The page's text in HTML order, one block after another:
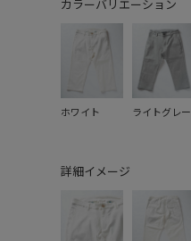
カラーバリエーション
ホワイト ライトグレー
詳細イメージ